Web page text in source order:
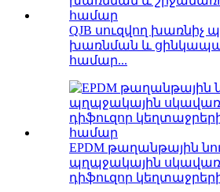
QJB սուզվող խառնիչ
խառնման և
համար...
EPDM թաղանթային
պղպջակային
դիֆուզոր